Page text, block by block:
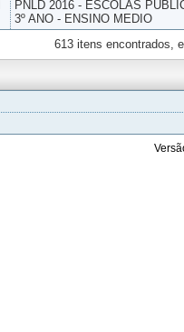
PNLD 2016 - ESCOLAS
3º ANO - ENSINO MEDIO
613 itens encontrados,